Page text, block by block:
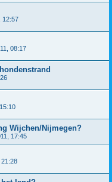
12:57
08:17
Wijchen/Nijmegen?
17:45
21:28